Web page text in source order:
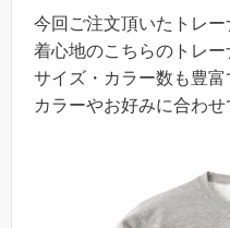
今回ご注文頂いたトレ
着心地のこちらのトレー
サイズ・カラー数も豊
カラーやお好みに合わせ